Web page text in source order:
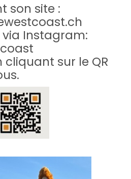
son site :
via Instagram:
cliquant sur le QR